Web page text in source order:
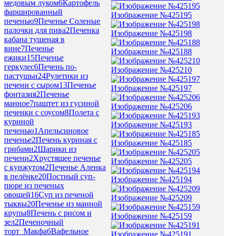
медовым луком6Картофель
фаршированный
печенью9Печенье Соленые
палочки для пива2Печенка
кабана тушеная в
вине7Печенье
ежики15Печенье
геркулес6Печень по-
пастушьи24Рулетики из
печени с сыром13Печенье
фонтазия2Печенье
манное7паштет из гусиной
печенки с соусом8Полета с
куриной
печенью1 Апельсиновое
печенье2Печень куриная с
грибами2Шарики из
печени2Хрустящее печенье
с кунжутом2Печенье Аленка
в пелёнке20Постный суп-
пюре из печеных
овощей16Суп из печеной
тыквы20Печенье из манной
крупы8Печень с рисом и
зел2Печеночный
торт_Макфа6Вафельное
Изображение №425195
Изображение №425198
Изображение №425188
Изображение №425210
Изображение №425197
Изображение №425206
Изображение №425193
Изображение №425185
Изображение №425205
Изображение №425194
Изображение №425209
Изображение №425159
Изображение №425191